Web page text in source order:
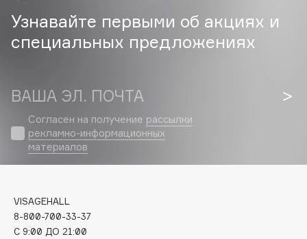
C
Cadence
Carmex
Carolina Herrera
Catrice
Celimax
Clarette
Clarins
Узнавайте первыми об акциях и
специальных предложениях
ВАША ЭЛ. ПОЧТА
Согласен на получение рассылки
рекламно-информационных
материалов
VISAGEHALL
8-800-700-33-37
C 9:00 ДО 21:00